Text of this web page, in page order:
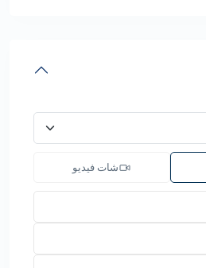
شات فيديو